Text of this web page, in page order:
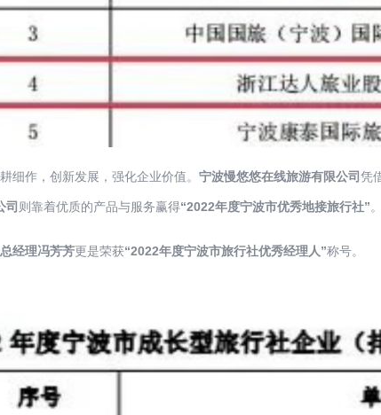
作，创新发展，强化企业价值。 宁波慢悠悠在线旅游有限公司凭
司 则靠着优质的产品与服务赢得“2022年度宁波市优秀地接旅行社”。
总经理冯芳芳更是荣获“2022年度宁波市旅行社优秀经理人”称号。